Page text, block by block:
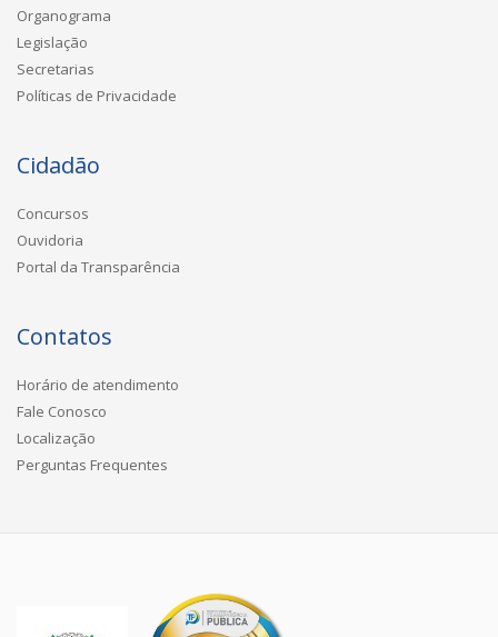
Organograma
Legislação
Secretarias
Políticas de Privacidade
Cidadão
Concursos
Ouvidoria
Portal da Transparência
Contatos
Horário de atendimento
Fale Conosco
Localização
Perguntas Frequentes